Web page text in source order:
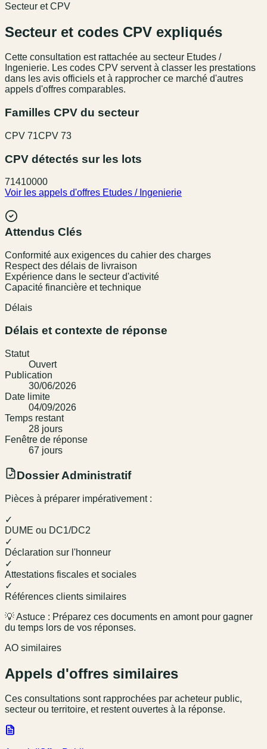
Secteur et CPV
Secteur et codes CPV expliqués
Cette consultation est rattachée au secteur Etudes /
Ingenierie. Les codes CPV servent à classer les prestations
dans les avis officiels et à rapprocher ce marché d'autres
appels d'offres comparables.
Familles CPV du secteur
CPV 71CPV 73
CPV détectés sur les lots
71410000
Voir les appels d'offres Etudes / Ingenierie
Attendus Clés
Conformité aux exigences du cahier des charges
Respect des délais de livraison
Expérience dans le secteur d'activité
Capacité financière et technique
Délais
Délais et contexte de réponse
Statut
Ouvert
Publication
30/06/2026
Date limite
04/09/2026
Temps restant
28 jours
Fenêtre de réponse
67 jours
Dossier Administratif
Pièces à préparer impérativement :
✓
DUME ou DC1/DC2
✓
Déclaration sur l'honneur
✓
Attestations fiscales et sociales
✓
Références clients similaires
💡 Astuce : Préparez ces documents en amont pour gagner
du temps lors de vos réponses.
AO similaires
Appels d'offres similaires
Ces consultations sont rapprochées par acheteur public,
secteur ou territoire, et restent ouvertes à la réponse.